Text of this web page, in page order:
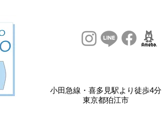
小田急線・喜多見駅より徒歩4分
​東京都狛江市